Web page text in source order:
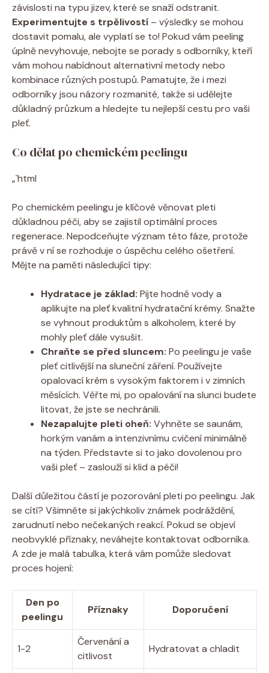
závislosti na typu jizev, které se snaží odstranit.
Experimentujte s trpělivostí – výsledky se mohou
dostavit pomalu, ale vyplatí se to! Pokud vám peeling
úplně nevyhovuje, nebojte se porady s odborníky, kteří
vám mohou nabídnout alternativní metody nebo
kombinace různých postupů. Pamatujte, že i mezi
odborníky jsou názory rozmanité, takže si udělejte
důkladný průzkum a hledejte tu nejlepší cestu pro vaši
pleť.
Co dělat po chemickém peelingu
„`html
Po chemickém peelingu je klíčové věnovat pleti
důkladnou péči, aby se zajistil optimální proces
regenerace. Nepodceňujte význam této fáze, protože
právě v ní se rozhoduje o úspěchu celého ošetření.
Mějte na paměti následující tipy:
Hydratace je základ: Pijte hodně vody a
aplikujte na pleť kvalitní hydratační krémy. Snažte
se vyhnout produktům s alkoholem, které by
mohly pleť dále vysušit.
Chraňte se před sluncem: Po peelingu je vaše
pleť citlivější na sluneční záření. Používejte
opalovací krém s vysokým faktorem i v zimních
měsících. Věřte mi, po opalování na slunci budete
litovat, že jste se nechránili.
Nezapalujte pleti oheň: Vyhněte se saunám,
horkým vanám a intenzivnímu cvičení minimálně
na týden. Představte si to jako dovolenou pro
vaši pleť – zaslouží si klid a péči!
Další důležitou částí je pozorování pleti po peelingu. Jak
se cítí? Všimněte si jakýchkoliv známek podráždění,
zarudnutí nebo nečekaných reakcí. Pokud se objeví
neobvyklé příznaky, neváhejte kontaktovat odborníka.
A zde je malá tabulka, která vám pomůže sledovat
proces hojení:
Den po
peelingu
Příznaky Doporučení
1-2
Červenání a
citlivost
Hydratovat a chladit